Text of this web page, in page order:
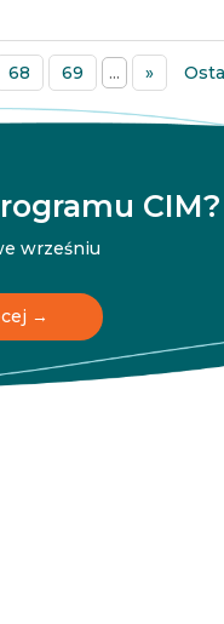
68 69 ... »
CIM?
wrześniu
→